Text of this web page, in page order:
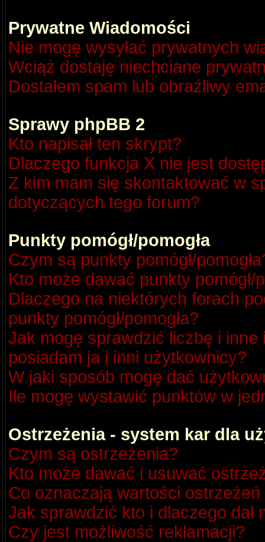
Prywatne Wiadomości
Nie mogę wysyłać prywatnych
Wciąż dostaję niechciane
Dostałem spam lub obraźliwy
Sprawy phpBB 2
Kto napisał ten skrypt?
Dlaczego funkcja X nie jest
Z kim mam się skontaktować w
dotyczących tego forum?
Punkty pomógł/pomogła
Czym są punkty pomógł/
Kto może dawać punkty pomógł/
Dlaczego na niektórych forach
punkty pomógł/pomogła?
Jak mogę sprawdzić liczbę i
posiadam ja i inni użytkownicy?
W jaki sposób mogę dać
Ile mogę wystawić punktów w
Ostrzeżenia - system kar dla
Czym są ostrzeżenia?
Kto może dawać i usuwać
Co oznaczają wartości
Jak sprawdzić kto i dlaczego dał
Czy jest możliwość reklamacji?